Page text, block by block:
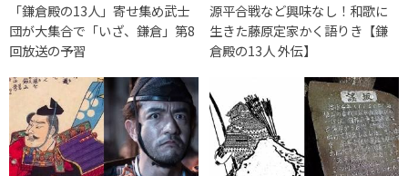
「鎌倉殿の13人」寄せ集め武士
団が大集合で「いざ、鎌倉」第8
回放送の予習
源平合戦など興味なし！和歌に
生きた藤原定家かく語りき【鎌
倉殿の13人 外伝】